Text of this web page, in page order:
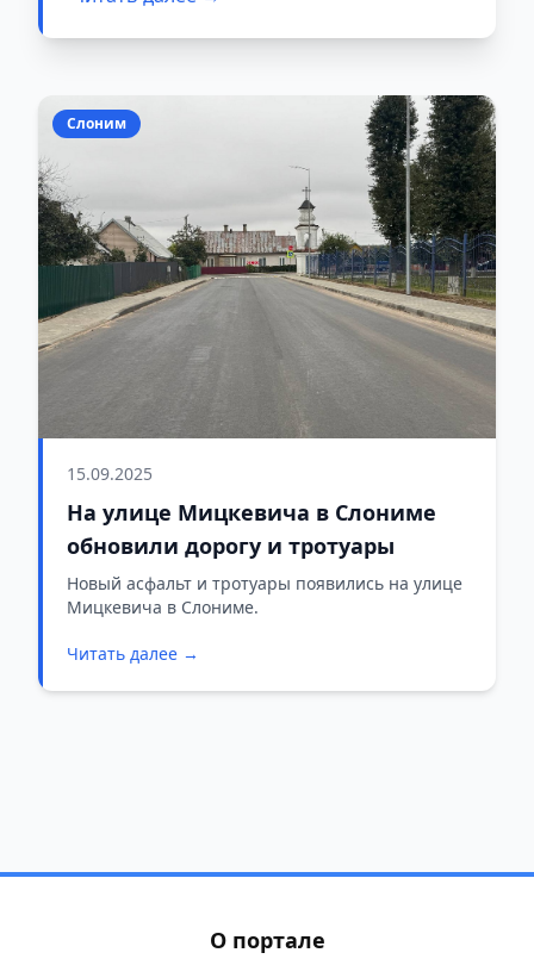
один из геймеров уже собрал рабочий
Слоним
15.09.2025
На улице Мицкевича в Слониме
обновили дорогу и тротуары
Новый асфальт и тротуары появились на улице
Мицкевича в Слониме.
Читать далее →
О портале